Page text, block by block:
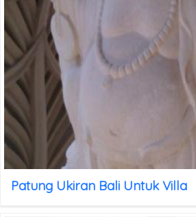
Patung Ukiran Bali Untuk Villa